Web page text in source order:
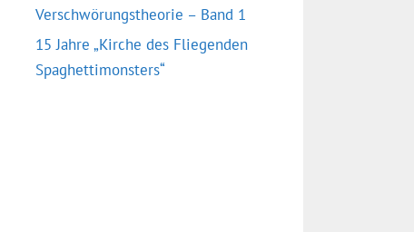
Verschwörungstheorie – Band 1
15 Jahre „Kirche des Fliegenden
Spaghettimonsters“